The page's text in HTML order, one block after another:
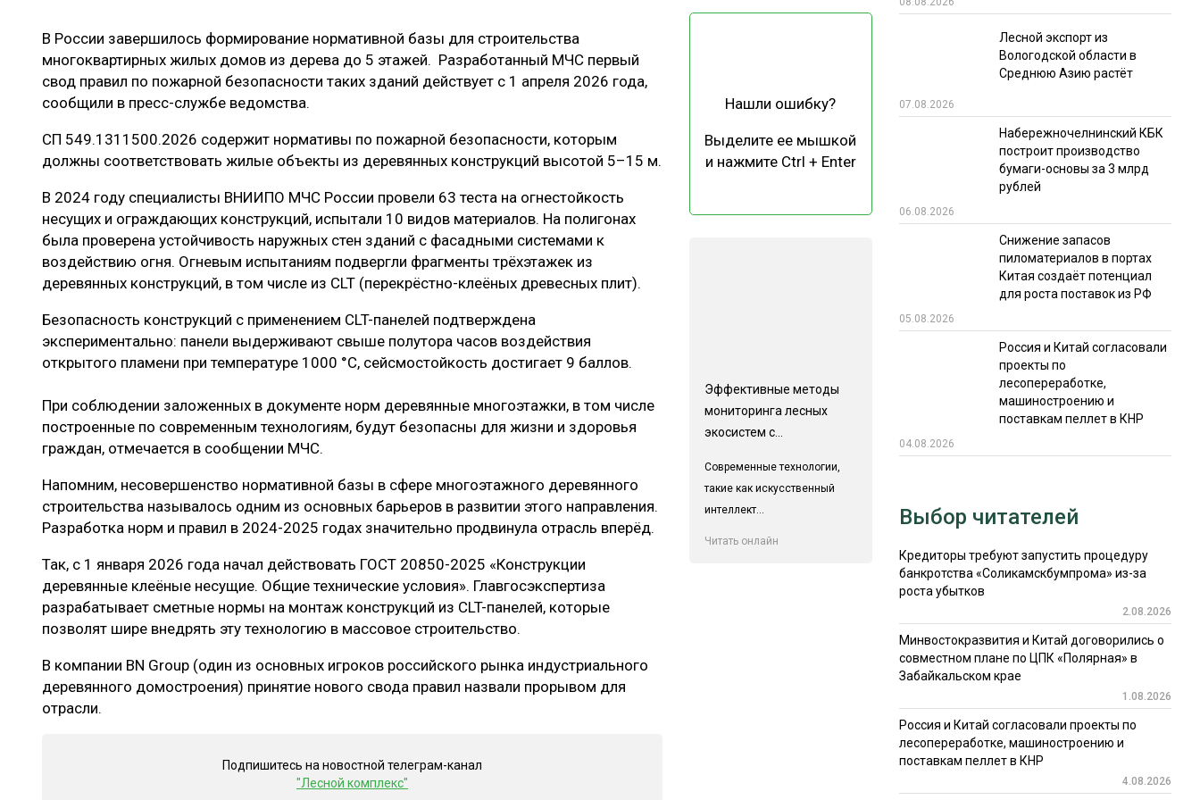
ЛОГИСТИКА
ПРОИЗВОДСТВО ДРЕВЕСНЫХ ПЛИТ
ЦБП
МЕБЕЛЬНОЕ ПРОИЗВОДСТВО
ОТРАСЛЕВАЯ ДИСКУССИЯ
КАЛЕНДАРЬ ВЫСТАВОК ИТОГИ МЕРОПРИЯТИЙ
В России завершилось формирование нормативной базы для строительства
многоквартирных жилых домов из дерева до 5 этажей. Разработанный МЧС первый
свод правил по пожарной безопасности таких зданий действует с 1 апреля 2026 года,
сообщили в пресс-службе ведомства.
СП 549.1311500.2026 содержит нормативы по пожарной безопасности, которым
должны соответствовать жилые объекты из деревянных конструкций высотой 5–15 м.
В 2024 году специалисты ВНИИПО МЧС России провели 63 теста на огнестойкость
несущих и ограждающих конструкций, испытали 10 видов материалов. На полигонах
была проверена устойчивость наружных стен зданий с фасадными системами к
воздействию огня. Огневым испытаниям подвергли фрагменты трёхэтажек из
деревянных конструкций, в том числе из CLT (перекрёстно-клеёных древесных плит).
Безопасность конструкций с применением CLT-панелей подтверждена
экспериментально: панели выдерживают свыше полутора часов воздействия
открытого пламени при температуре 1000 °C, сейсмостойкость достигает 9 баллов.
При соблюдении заложенных в документе норм деревянные многоэтажки, в том числе
построенные по современным технологиям, будут безопасны для жизни и здоровья
граждан, отмечается в сообщении МЧС.
Напомним, несовершенство нормативной базы в сфере многоэтажного деревянного
строительства называлось одним из основных барьеров в развитии этого направления.
Разработка норм и правил в 2024-2025 годах значительно продвинула отрасль вперёд.
Так, с 1 января 2026 года начал действовать ГОСТ 20850-2025 «Конструкции
деревянные клеёные несущие. Общие технические условия». Главгосэкспертиза
разрабатывает сметные нормы на монтаж конструкций из CLT-панелей, которые
позволят шире внедрять эту технологию в массовое строительство.
В компании BN Group (один из основных игроков российского рынка индустриального
деревянного домостроения) принятие нового свода правил назвали прорывом для
отрасли.
Подпишитесь на новостной телеграм-канал
"Лесной комплекс"
Нашли ошибку?
Выделите ее мышкой
и нажмите Ctrl + Enter
Эффективные методы
мониторинга лесных
экосистем с...
Современные технологии,
такие как искусственный
интеллект...
Читать онлайн
Лесной экспорт из
Вологодской области в
Среднюю Азию растёт
07.08.2026
Набережночелнинский КБК
построит производство
бумаги-основы за 3 млрд
рублей
06.08.2026
Снижение запасов
пиломатериалов в портах
Китая создаёт потенциал
для роста поставок из РФ
05.08.2026
Россия и Китай согласовали
проекты по
лесопереработке,
машиностроению и
поставкам пеллет в КНР
04.08.2026
Выбор читателей
Кредиторы требуют запустить процедуру
банкротства «Соликамскбумпрома» из-за
роста убытков
2.08.2026
Минвостокразвития и Китай договорились о
совместном плане по ЦПК «Полярная» в
Забайкальском крае
1.08.2026
Россия и Китай согласовали проекты по
лесопереработке, машиностроению и
поставкам пеллет в КНР
4.08.2026